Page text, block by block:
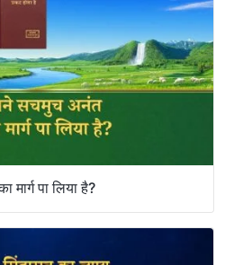
पा लिया है?